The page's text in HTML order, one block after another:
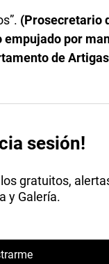
(Prosecretario
empujado por
de
sesión!
gratuitos,
y Galería.